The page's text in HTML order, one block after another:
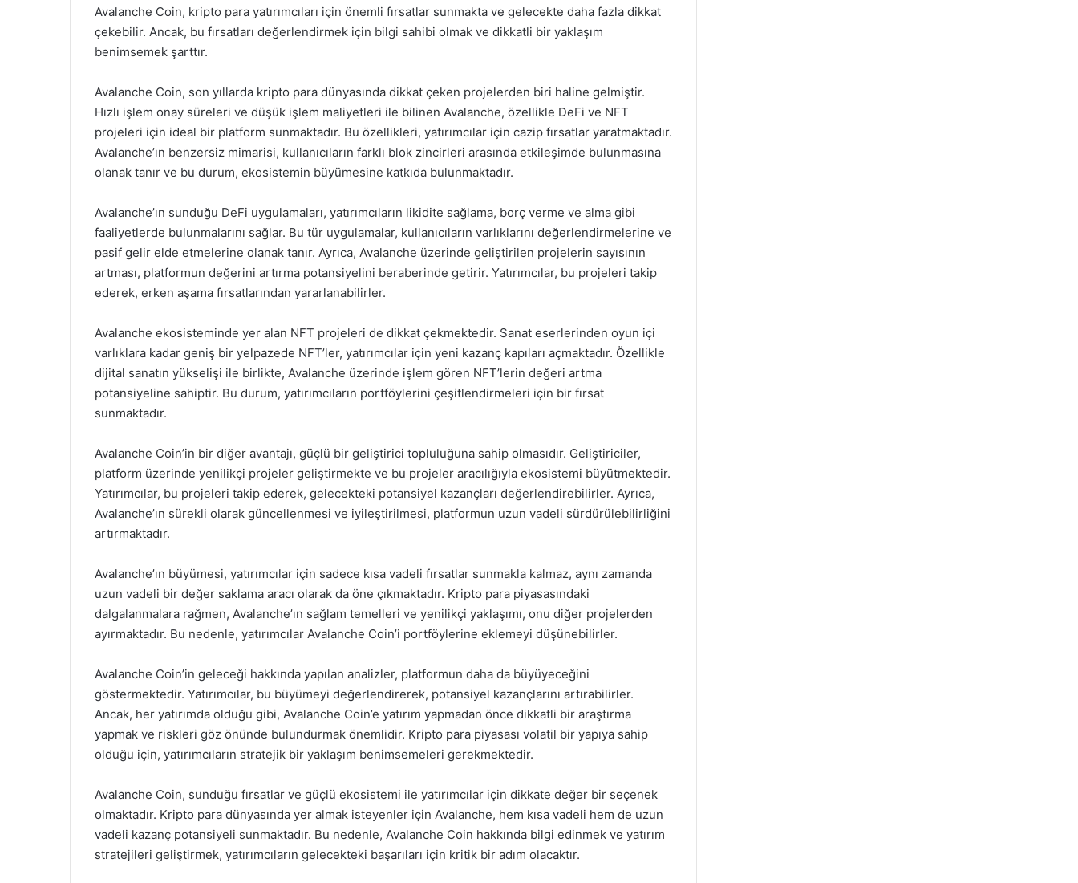
Avalanche Coin, kripto para yatırımcıları için önemli fırsatlar sunmakta ve gelecekte daha fazla dikkat
çekebilir. Ancak, bu fırsatları değerlendirmek için bilgi sahibi olmak ve dikkatli bir yaklaşım
benimsemek şarttır.
Avalanche Coin, son yıllarda kripto para dünyasında dikkat çeken projelerden biri haline gelmiştir.
Hızlı işlem onay süreleri ve düşük işlem maliyetleri ile bilinen Avalanche, özellikle DeFi ve NFT
projeleri için ideal bir platform sunmaktadır. Bu özellikleri, yatırımcılar için cazip fırsatlar yaratmaktadır.
Avalanche’ın benzersiz mimarisi, kullanıcıların farklı blok zincirleri arasında etkileşimde bulunmasına
olanak tanır ve bu durum, ekosistemin büyümesine katkıda bulunmaktadır.
Avalanche’ın sunduğu DeFi uygulamaları, yatırımcıların likidite sağlama, borç verme ve alma gibi
faaliyetlerde bulunmalarını sağlar. Bu tür uygulamalar, kullanıcıların varlıklarını değerlendirmelerine ve
pasif gelir elde etmelerine olanak tanır. Ayrıca, Avalanche üzerinde geliştirilen projelerin sayısının
artması, platformun değerini artırma potansiyelini beraberinde getirir. Yatırımcılar, bu projeleri takip
ederek, erken aşama fırsatlarından yararlanabilirler.
Avalanche ekosisteminde yer alan NFT projeleri de dikkat çekmektedir. Sanat eserlerinden oyun içi
varlıklara kadar geniş bir yelpazede NFT’ler, yatırımcılar için yeni kazanç kapıları açmaktadır. Özellikle
dijital sanatın yükselişi ile birlikte, Avalanche üzerinde işlem gören NFT’lerin değeri artma
potansiyeline sahiptir. Bu durum, yatırımcıların portföylerini çeşitlendirmeleri için bir fırsat
sunmaktadır.
Avalanche Coin’in bir diğer avantajı, güçlü bir geliştirici topluluğuna sahip olmasıdır. Geliştiriciler,
platform üzerinde yenilikçi projeler geliştirmekte ve bu projeler aracılığıyla ekosistemi büyütmektedir.
Yatırımcılar, bu projeleri takip ederek, gelecekteki potansiyel kazançları değerlendirebilirler. Ayrıca,
Avalanche’ın sürekli olarak güncellenmesi ve iyileştirilmesi, platformun uzun vadeli sürdürülebilirliğini
artırmaktadır.
Avalanche’ın büyümesi, yatırımcılar için sadece kısa vadeli fırsatlar sunmakla kalmaz, aynı zamanda
uzun vadeli bir değer saklama aracı olarak da öne çıkmaktadır. Kripto para piyasasındaki
dalgalanmalara rağmen, Avalanche’ın sağlam temelleri ve yenilikçi yaklaşımı, onu diğer projelerden
ayırmaktadır. Bu nedenle, yatırımcılar Avalanche Coin’i portföylerine eklemeyi düşünebilirler.
Avalanche Coin’in geleceği hakkında yapılan analizler, platformun daha da büyüyeceğini
göstermektedir. Yatırımcılar, bu büyümeyi değerlendirerek, potansiyel kazançlarını artırabilirler.
Ancak, her yatırımda olduğu gibi, Avalanche Coin’e yatırım yapmadan önce dikkatli bir araştırma
yapmak ve riskleri göz önünde bulundurmak önemlidir. Kripto para piyasası volatil bir yapıya sahip
olduğu için, yatırımcıların stratejik bir yaklaşım benimsemeleri gerekmektedir.
Avalanche Coin, sunduğu fırsatlar ve güçlü ekosistemi ile yatırımcılar için dikkate değer bir seçenek
olmaktadır. Kripto para dünyasında yer almak isteyenler için Avalanche, hem kısa vadeli hem de uzun
vadeli kazanç potansiyeli sunmaktadır. Bu nedenle, Avalanche Coin hakkında bilgi edinmek ve yatırım
stratejileri geliştirmek, yatırımcıların gelecekteki başarıları için kritik bir adım olacaktır.